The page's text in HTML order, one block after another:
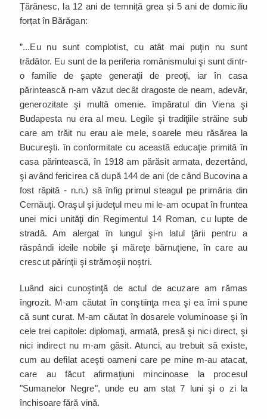
Țărănesc, la 12 ani de temniță grea și 5 ani de domiciliu
forțat în Bărăgan:
”...Eu nu sunt complotist, cu atât mai puţin nu sunt
trădător. Eu sunt de la periferia românismului şi sunt dintr-
o familie de şapte generaţii de preoţi, iar în casa
părintească n-am văzut decât dragoste de neam, adevăr,
generozitate şi multă omenie. împăratul din Viena şi
Budapesta nu era al meu. Legile şi tradiţiile străine sub
care am trăit nu erau ale mele, soarele meu răsărea la
Bucureşti. în conformita­te cu această educaţie primită în
casa părintească, în 1918 am părăsit armata, dezertând,
şi având fericirea că după 144 de ani (de când Bucovina a
fost răpită - n.n.) să înfig primul steagul pe primăria din
Cernăuţi. Oraşul şi judeţul meu mi le-am ocupat în fruntea
unei mici unităţi din Regimentul 14 Roman, cu lupte de
stradă. Am alergat în lungul şi-n latul ţării pentru a
răspândi ideile nobile şi măreţe bărnuţiene, în care au
crescut părinţii şi strămoşii noştri.
Luând aici cunoştinţă de actul de acuzare am rămas
îngrozit. M-am căutat în conştiinţa mea şi ea îmi spune
că sunt curat. M-am căutat în dosarele voluminoase şi în
cele trei capitole: diplomaţi, armată, presă şi nici direct, şi
nici indirect nu m-am găsit. Atunci, au trebuit să existe,
cum au defilat aceşti oameni care pe mine m-au atacat,
care au făcut afirmaţiuni mincinoase la procesul
"Sumanelor Negre", unde eu am stat 7 luni şi o zi la
închisoare fără vină.